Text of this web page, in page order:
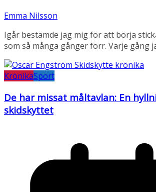
Emma Nilsson
Igår bestämde jag mig för att börja
som så många gånger förr. Varje gång
KrönikaSport
De har missat måltavlan: En
skidskyttet